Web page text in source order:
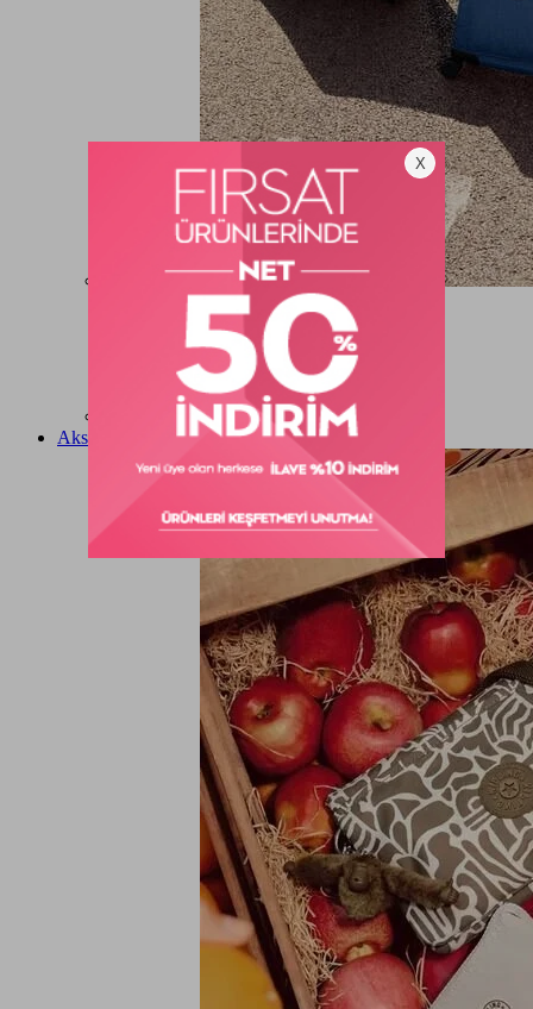
KATEGORİLER
Tekerlekli Valiz
Seyahat Çantası
Aksesuar